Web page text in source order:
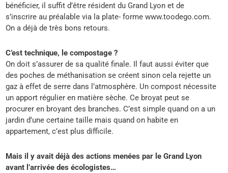
bénéficier, il suffit d’être résident du Grand Lyon et de
s’inscrire au préalable via la plate- forme www.toodego.com.
On a déjà de très bons retours.
C’est technique, le compostage ?
On doit s’assurer de sa qualité finale. Il faut aussi éviter que
des poches de méthanisation se créent sinon cela rejette un
gaz à effet de serre dans l’atmosphère. Un compost nécessite
un apport régulier en matière sèche. Ce broyat peut se
procurer en broyant des branches. C’est simple quand on a un
jardin d’une certaine taille mais quand on habite en
appartement, c’est plus difficile.
Mais il y avait déjà des actions menées par le Grand Lyon
avant l’arrivée des écologistes…